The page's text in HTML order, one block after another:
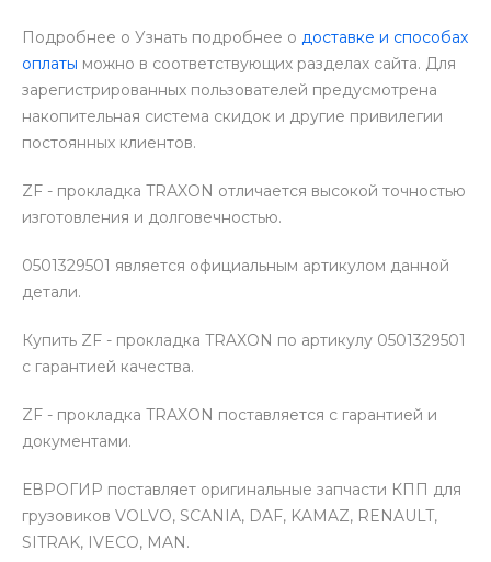
Подробнее о Узнать подробнее о доставке и способах
оплаты можно в соответствующих разделах сайта. Для
зарегистрированных пользователей предусмотрена
накопительная система скидок и другие привилегии
постоянных клиентов.
ZF - прокладка TRAXON отличается высокой точностью
изготовления и долговечностью.
0501329501 является официальным артикулом данной
детали.
Купить ZF - прокладка TRAXON по артикулу 0501329501
с гарантией качества.
ZF - прокладка TRAXON поставляется с гарантией и
документами.
ЕВРОГИР поставляет оригинальные запчасти КПП для
грузовиков VOLVO, SCANIA, DAF, KAMAZ, RENAULT,
SITRAK, IVECO, MAN.